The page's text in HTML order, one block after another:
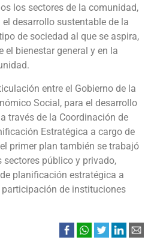
los sectores de la comunidad,
desarrollo sustentable de la
de sociedad al que se aspira,
bienestar general y en la
entre el Gobierno de la
Social, para el desarrollo
través de la Coordinación de
Estratégica a cargo de
primer plan también se trabajó
público y privado,
planificación estratégica a
de instituciones